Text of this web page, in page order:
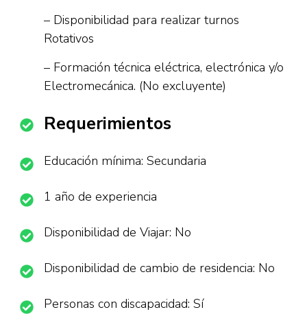
– Disponibilidad para realizar turnos
Rotativos
– Formación técnica eléctrica, electrónica y/o
Electromecánica. (No excluyente)
Requerimientos
Educación mínima: Secundaria
1 año de experiencia
Disponibilidad de Viajar: No
Disponibilidad de cambio de residencia: No
Personas con discapacidad: Sí